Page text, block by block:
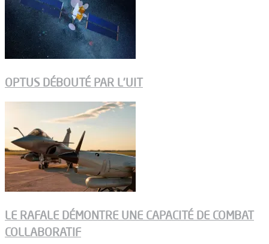
OPTUS DÉBOUTÉ PAR L’UIT
LE RAFALE DÉMONTRE UNE CAPACITÉ DE COMBAT
COLLABORATIF